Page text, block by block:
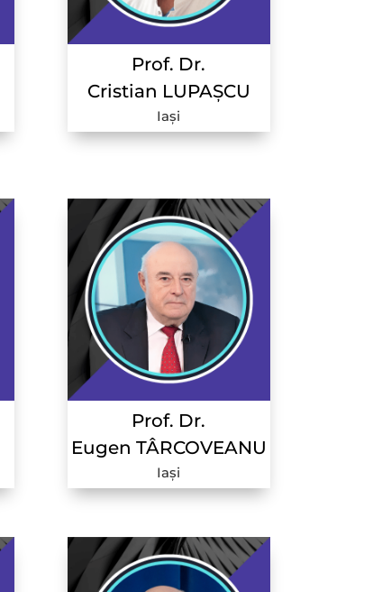
Prof. Dr.
Cristian LUPAȘCU
Iași
Prof. Dr.
Eugen TÂRCOVEANU
Iași